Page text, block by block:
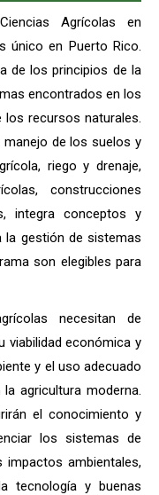
Agrícolas en
único en Puerto Rico.
de los principios de la
encontrados en los
recursos naturales.
de los suelos y
riego y drenaje,
construcciones
integra conceptos y
la gestión de sistemas
son elegibles para
necesitan de
viabilidad económica y
y el uso adecuado
agricultura moderna.
el conocimiento y
los sistemas de
impactos ambientales,
tecnología y buenas